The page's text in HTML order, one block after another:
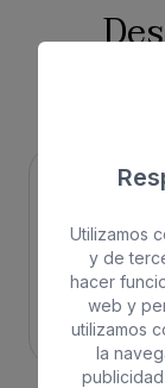
Utilizamos
y de
hacer
web y
utilizamos
la